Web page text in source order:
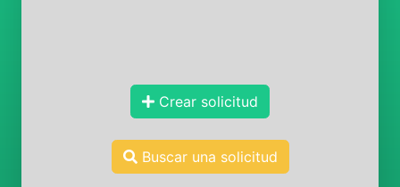
Crear solicitud
Buscar una solicitud